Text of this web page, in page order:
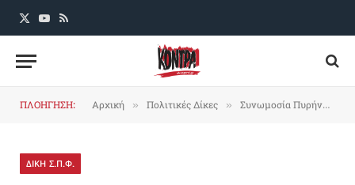
X
YouTube
RSS
ΠΛΟΗΓΗΣΗ: Αρχική » Πολιτικές Δίκες » Συνωμοσία Πυρήνων της Φωτιάς
ΔΙΚΗ Σ.Π.Φ.